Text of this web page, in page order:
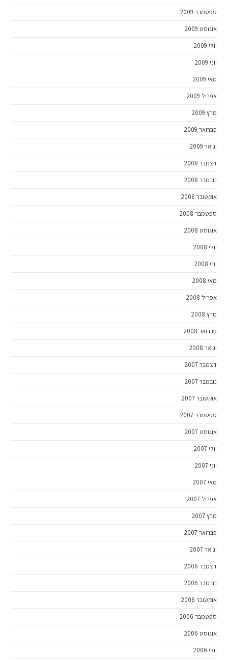
ספטמבר 2009
אוגוסט 2009
יולי 2009
יוני 2009
מאי 2009
אפריל 2009
מרץ 2009
פברואר 2009
ינואר 2009
דצמבר 2008
נובמבר 2008
אוקטובר 2008
ספטמבר 2008
אוגוסט 2008
יולי 2008
יוני 2008
מאי 2008
אפריל 2008
מרץ 2008
פברואר 2008
ינואר 2008
דצמבר 2007
נובמבר 2007
אוקטובר 2007
ספטמבר 2007
אוגוסט 2007
יולי 2007
יוני 2007
מאי 2007
אפריל 2007
מרץ 2007
פברואר 2007
ינואר 2007
דצמבר 2006
נובמבר 2006
אוקטובר 2006
ספטמבר 2006
אוגוסט 2006
יולי 2006